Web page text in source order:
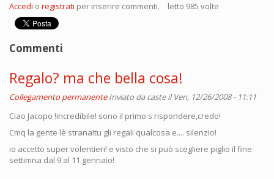
Accedi o registrati per inserire commenti. letto 985 volte
Commenti
Regalo? ma che bella cosa!
Collegamento permanente Inviato dacasteil Ven, 12/26/2008 - 11:11
Ciao Jacopo !incredibile! sono il primo s rispondere,credo!
Cmq la gente lè strana!tu gli regali qualcosa e.... silenzio!
io accetto super volentieri! e visto che si può scegliere piglio il fine
settimna dal 9 al 11 gennaio!